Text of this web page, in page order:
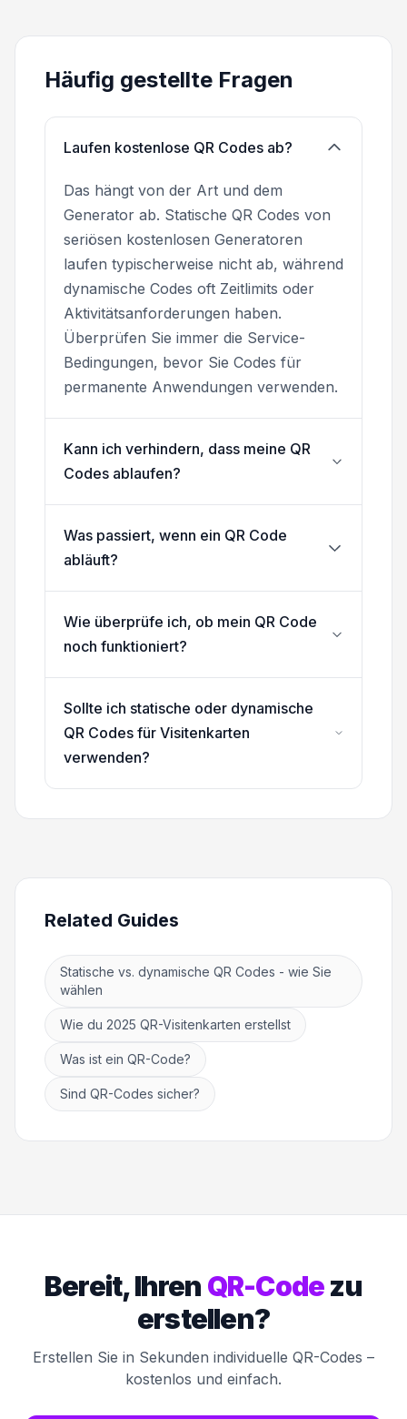
Häufig gestellte Fragen
Laufen kostenlose QR Codes ab?
Das hängt von der Art und dem
Generator ab. Statische QR Codes von
seriösen kostenlosen Generatoren
laufen typischerweise nicht ab, während
dynamische Codes oft Zeitlimits oder
Aktivitätsanforderungen haben.
Überprüfen Sie immer die Service-
Bedingungen, bevor Sie Codes für
permanente Anwendungen verwenden.
Kann ich verhindern, dass meine QR
Codes ablaufen?
Was passiert, wenn ein QR Code
abläuft?
Wie überprüfe ich, ob mein QR Code
noch funktioniert?
Sollte ich statische oder dynamische
QR Codes für Visitenkarten
verwenden?
Related Guides
Statische vs. dynamische QR Codes - wie Sie
wählen
Wie du 2025 QR-Visitenkarten erstellst
Was ist ein QR-Code?
Sind QR-Codes sicher?
Bereit, Ihren QR-Codezu
erstellen?
Erstellen Sie in Sekunden individuelle QR-Codes –
kostenlos und einfach.